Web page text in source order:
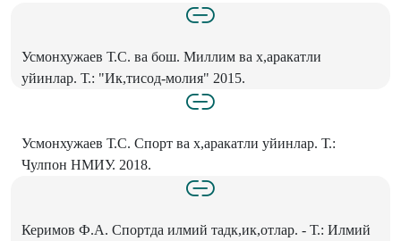
Усмонхужаев Т.С. ва бош. Миллим ва х,аракатли
уйинлар. Т.: "Ик,тисод-молия" 2015.
Усмонхужаев Т.С. Спорт ва х,аракатли уйинлар. Т.:
Чулпон НМИУ. 2018.
Керимов Ф.А. Спортда илмий тадк,ик,отлар. - Т.: Илмий